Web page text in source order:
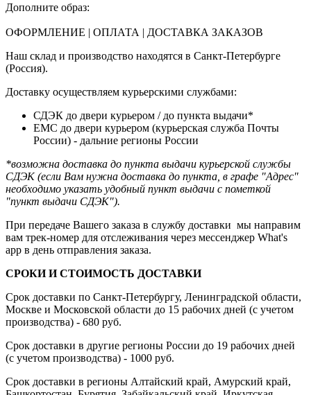
Дополните образ:
ОФОРМЛЕНИЕ | ОПЛАТА | ДОСТАВКА ЗАКАЗОВ
Наш склад и производство находятся в Санкт-Петербурге
(Россия).
Доставку осуществляем курьерскими службами:
СДЭК до двери курьером / до пункта выдачи*
ЕМС до двери курьером (курьерская служба Почты
России) - дальние регионы России
*возможна доставка до пункта выдачи курьерской службы
СДЭК (если Вам нужна доставка до пункта, в графе "Адрес"
необходимо указать удобный пункт выдачи с пометкой
"пункт выдачи СДЭК").
При передаче Вашего заказа в службу доставки мы направим
вам трек-номер для отслеживания через мессенджер What's
app в день отправления заказа.
СРОКИ И СТОИМОСТЬ ДОСТАВКИ
Срок доставки по Санкт-Петербургу, Ленинградской области,
Москве и Московской области до 15 рабочих дней (с учетом
производства) - 680 руб.
Срок доставки в другие регионы России до 19 рабочих дней
(с учетом производства) - 1000 руб.
Срок доставки в регионы Алтайский край, Амурский край,